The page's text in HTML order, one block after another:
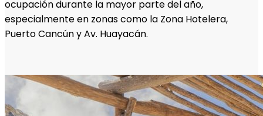
ocupación durante la mayor parte del año,
especialmente en zonas como la Zona Hotelera,
Puerto Cancún y Av. Huayacán.